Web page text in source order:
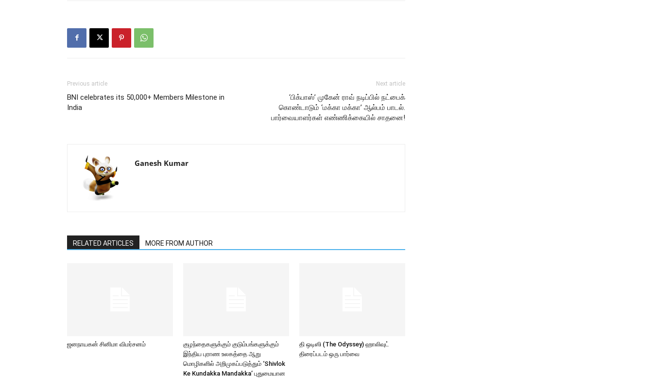
Previous article
BNI celebrates its 50,000+ Members Milestone in
India
Next article
‘பிக்பாஸ்’ முகேன் ராவ் நடிப்பில் நட்பைக்
கொண்டாடும் ‘மக்கா மக்கா’ ஆல்பம் பாடல்.
பார்வையாளர்கள் எண்ணிக்கையில் சாதனை!
Ganesh Kumar
RELATED ARTICLES MORE FROM AUTHOR
ஜனநாயகன் சினிமா விமர்சனம்
குழந்தைகளுக்கும் குடும்பங்களுக்கும்
இந்திய புராண உலகத்தை ஆறு
மொழிகளில் அறிமுகப்படுத்தும் ‘Shivlok
Ke Kundakka Mandakka’ புதுமையான
தி ஒடிஸி (The Odyssey) ஹாலிவுட்
திரைப்படம் ஒரு பார்வை